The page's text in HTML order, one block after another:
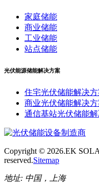
家庭储能
商业储能
工业储能
站点储能
光伏能源储能解决方案
住宅光伏储能解决方
商业光伏储能解决方
通信基站光伏储能
Copyright © 2026.EK
reserved.Sitemap
地址: 中国，上海